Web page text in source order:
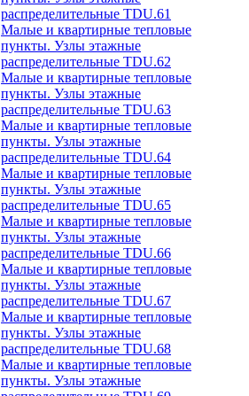
распределительные TDU.61
Малые и квартирные тепловые
пункты. Узлы этажные
распределительные TDU.62
Малые и квартирные тепловые
пункты. Узлы этажные
распределительные TDU.63
Малые и квартирные тепловые
пункты. Узлы этажные
распределительные TDU.64
Малые и квартирные тепловые
пункты. Узлы этажные
распределительные TDU.65
Малые и квартирные тепловые
пункты. Узлы этажные
распределительные TDU.66
Малые и квартирные тепловые
пункты. Узлы этажные
распределительные TDU.67
Малые и квартирные тепловые
пункты. Узлы этажные
распределительные TDU.68
Малые и квартирные тепловые
пункты. Узлы этажные